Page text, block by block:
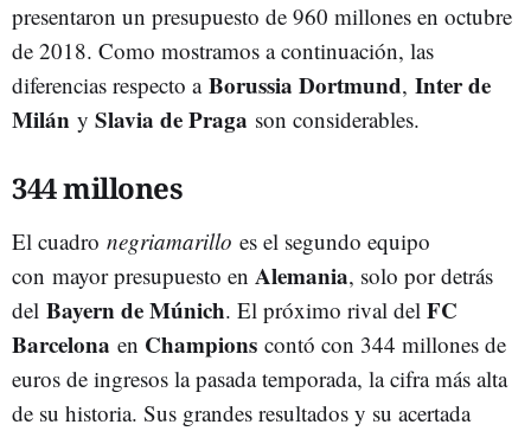
presentaron un presupuesto de 960 millones en octubre
de 2018. Como mostramos a continuación, las
diferencias respecto a Borussia Dortmund, Inter de
Milán y Slavia de Praga son considerables.
344 millones
El cuadro negriamarillo es el segundo equipo
con mayor presupuesto en Alemania, solo por detrás
del Bayern de Múnich. El próximo rival del FC
Barcelona en Champions contó con 344 millones de
euros de ingresos la pasada temporada, la cifra más alta
de su historia. Sus grandes resultados y su acertada